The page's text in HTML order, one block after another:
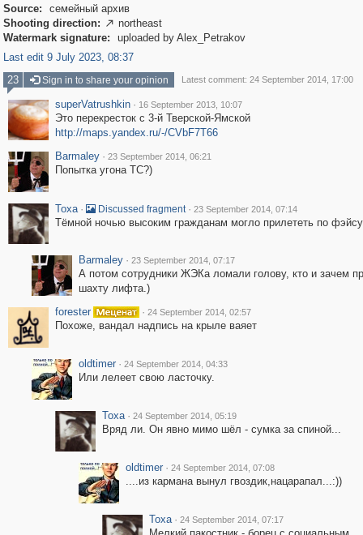
Source:
семейный архив
Shooting direction:  northeast
Watermark signature:
uploaded by Alex_Petrakov
Last edit 9 July 2023, 08:37
23
Sign in to share your opinion Latest comment: 24 September 2014, 17:00
superVatrushkin · 16 September 2013, 10:07
Это перекресток с 3-й Тверской-Ямской
http://maps.yandex.ru/-/CVbF7T66
Barmaley · 23 September 2014, 06:21
Попытка угона ТС?)
Toxa · Discussed fragment · 23 September 2014, 07:14
Тёмной ночью высоким гражданам могло прилететь по
Barmaley · 23 September 2014, 07:17
А потом сотрудники ЖЭКа ломали голову, кто и зачем
шахту лифта.)
forester
· 24 September 2014, 02:57
Похоже, вандал надпись на крыле ваяет
oldtimer · 24 September 2014, 04:33
Или лелеет свою ласточку.
Toxa · 24 September 2014, 05:19
Вряд ли. Он явно мимо шёл - сумка за спиной...
oldtimer · 24 September 2014, 07:08
....из кармана вынул гвоздик,нацарапал...:))
Toxa · 24 September 2014, 07:17